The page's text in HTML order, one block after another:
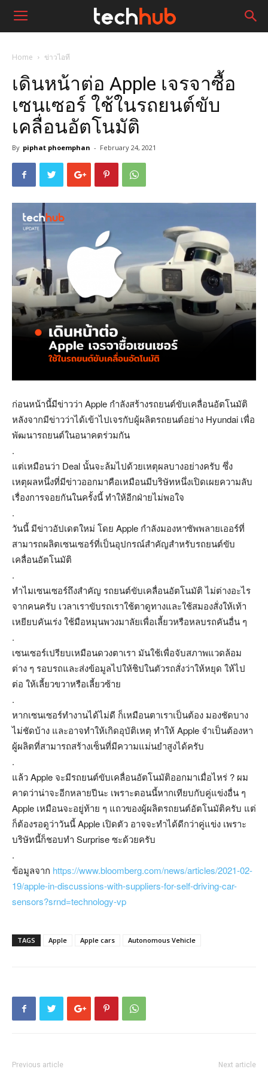
Home ข่าวไอที
เดินหน้าต่อ Apple เจรจาซื้อ
เซนเซอร์ ใช้ในรถยนต์ขับ
เคลื่อนอัตโนมัติ
By piphat phoemphan - February 24, 2021
ก่อนหน้านี้มีข่าวว่า Apple กำลังสร้างรถยนต์ขับเคลื่อนอัตโนมัติ
หลังจากมีข่าวว่าได้เข้าไปเจรกับผู้ผลิตรถยนต์อย่าง Hyundai เพื่อ
พัฒนารถยนต์ในอนาคตร่วมกัน
.
แต่เหมือนว่า Deal นั้นจะล้มไปด้วยเหตุผลบางอย่างครับ ซึ่ง
เหตุผลหนึ่งที่มีข่าวออกมาคือเหมือนมีบริษัทหนึ่งเปิดเผยความลับ
เรื่องการจอยกันในครั้งนี้ ทำให้อีกฝ่ายไม่พอใจ
.
วันนี้ มีข่าวอัปเดตใหม่ โดย Apple กำลังมองหาซัพพลายเออร์ที่
สามารถผลิตเซนเซอร์ที่เป็นอุปกรณ์สำคัญสำหรับรถยนต์ขับ
เคลื่อนอัตโนมัติ
.
ทำไมเซนเซอร์ถึงสำคัญ รถยนต์ขับเคลื่อนอัตโนมัติ ไม่ต่างอะไร
จากคนครับ เวลาเราขับรถเราใช้ตาดูทางและใช้สมองสั่งให้เท้า
เหยียบคันเร่ง ใช้มือหมุนพวงมาลัยเพื่อเลี้ยวหรือหลบรถคันอื่น ๆ
.
เซนเซอร์เปรียบเหมือนดวงตาเรา มันใช้เพื่อจับสภาพแวดล้อม
ต่าง ๆ รอบรถและส่งข้อมูลไปให้ชิปในตัวรถสั่งว่าให้หยุด ให้ไป
ต่อ ให้เลี้ยวขวาหรือเลี้ยวซ้าย
.
หากเซนเซอร์ทำงานได้ไม่ดี ก็เหมือนตาเราเป็นต้อง มองชัดบาง
ไม่ชัดบ้าง และอาจทำให้เกิดอุบัติเหตุ ทำให้ Apple จำเป็นต้องหา
ผู้ผลิตที่สามารถสร้างเซ็นที่มีความแม่นยำสูงได้ครับ
.
แล้ว Apple จะมีรถยนต์ขับเคลื่อนอัตโนมัติออกมาเมื่อไหร่ ? ผม
คาดว่าน่าจะอีกหลายปีนะ เพราะตอนนี้หากเทียบกับคู่แข่งอื่น ๆ
Apple เหมือนจะอยู่ท้าย ๆ แถวของผู้ผลิตรถยนต์อัตโนมัติครับ แต่
ก็ต้องรอดูว่าวันนี้ Apple เปิดตัว อาจจะทำได้ดีกว่าคู่แข่ง เพราะ
บริษัทนี้ก็ชอบทำ Surprise ซะด้วยครับ
.
ข้อมูลจาก https://www.bloomberg.com/news/articles/2021-02-
19/apple-in-discussions-with-suppliers-for-self-driving-car-
sensors?srnd=technology-vp
TAGS Apple Apple cars Autonomous Vehicle
Previous article Next article